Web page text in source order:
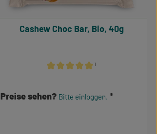
¹
Cashew Choc Bar, Bio, 40g
Preise sehen? Bitte einloggen.